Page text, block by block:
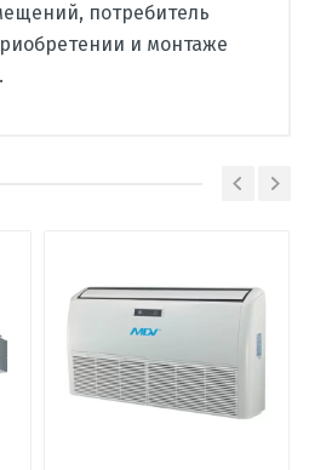
потребитель
и монтаже
Китай
канальный
Нет в наличии
по 5 бальной шкале